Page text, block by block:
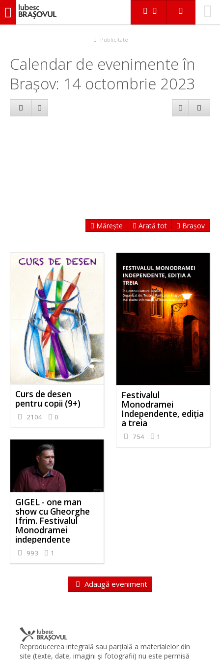
iubescbraşovul.ro
Publicitate
Calendar de evenimente în
Brașov: 14 octombrie 2023
Mărește Arată tot Brașov
Curs de desen
pentru copii (9+)
2104 0
Festivalul
Monodramei
Independente, ediția
a treia
754 1
GIGEL - one man
show cu Gheorghe
Ifrim. Festivalul
Monodramei
independente
993 1
Adaugă eveniment
Reproducerea integrală sau parţială a materialelor din
site (texte, date, imagini şi fotografii) nu este permisă